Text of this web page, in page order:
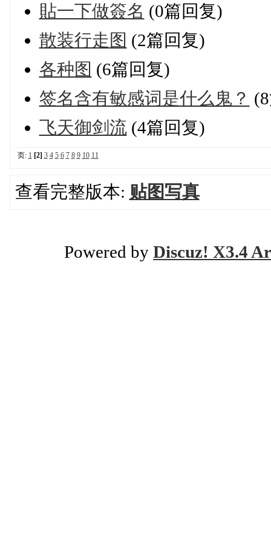
貼一下做簽名 (0篇回复)
散装行走图 (2篇回复)
各种图 (6篇回复)
签名含有敏感词是什么鬼？
飞天御剑流(4篇回复)
页: 1 [2] 3 4 5 6 7 8 9 10 11
查看完整版本: 贴图写真
Powered by Discuz! X3.4